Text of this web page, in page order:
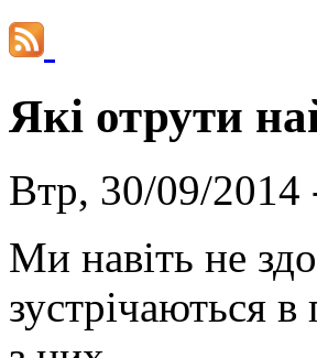
Які отрути
Втр, 30/09/2014
Ми навіть не
зустрічаються